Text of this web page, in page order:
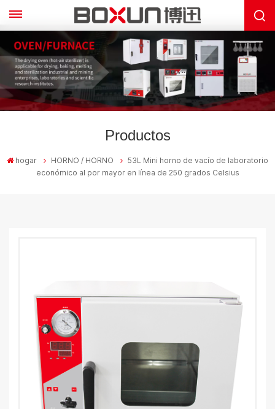
Productos
hogar HORNO / HORNO
53L Mini horno de vacío de laboratorio
económico al por mayor en línea de 250 grados Celsius